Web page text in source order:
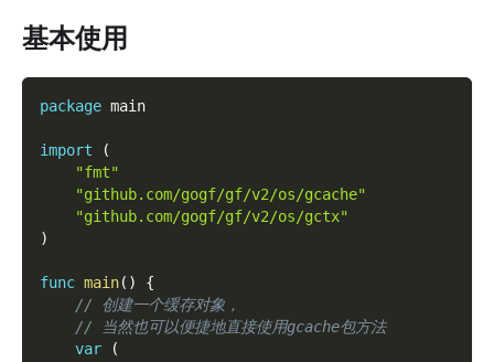
基本使用
package main
import
(
"fmt"
"github.com/gogf/gf/v2/os/gcache"
"github.com/gogf/gf/v2/os/gctx"
)
func main( )
{
// 创建一个缓存对象，
// 当然也可以便捷地直接使用gcache包方法
var
(